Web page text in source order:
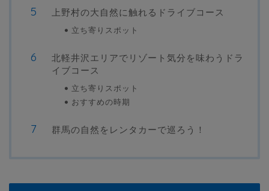
上野村の大自然に触れるドライブコース
立ち寄りスポット
北軽井沢エリアでリゾート気分を味わうドラ
イブコース
立ち寄りスポット
おすすめの時期
群馬の自然をレンタカーで巡ろう！